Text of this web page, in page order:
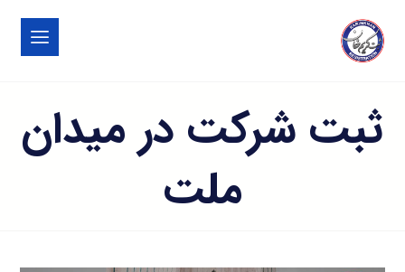
ثبت شرکت در میدان
ملت